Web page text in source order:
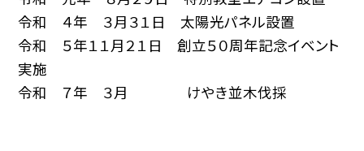
令和 ４年 ３月３１日 太陽光パネル設置
令和 ５年１１月２１日 創立５０周年記念イベント
実施
令和 ７年 ３月 けやき並木伐採